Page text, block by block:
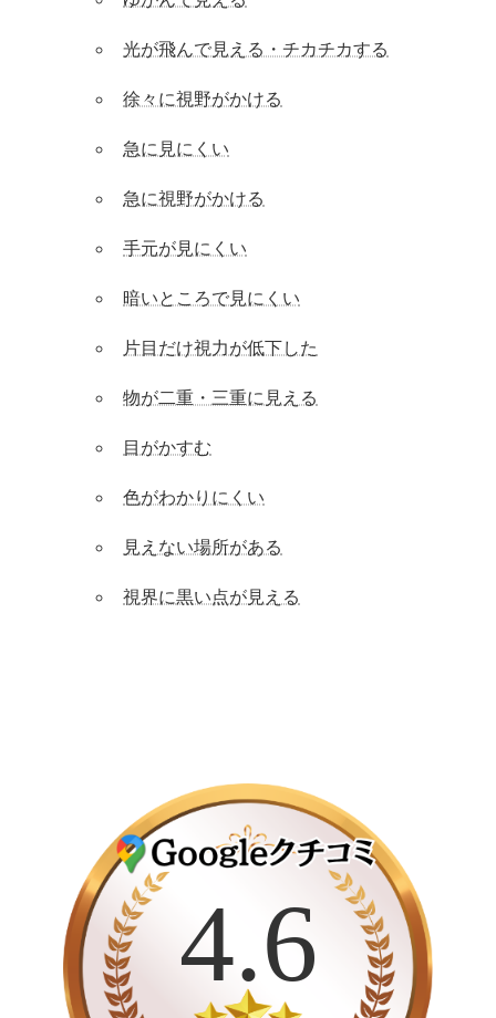
光が飛んで見える・チカチカする
徐々に視野がかける
急に見にくい
急に視野がかける
手元が見にくい
暗いところで見にくい
片目だけ視力が低下した
物が二重・三重に見える
目がかすむ
色がわかりにくい
見えない場所がある
視界に黒い点が見える
4.6
リ
ン
ク